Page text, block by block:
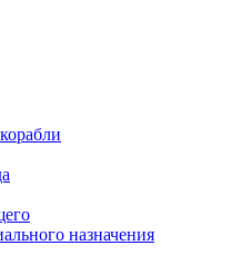
назначения